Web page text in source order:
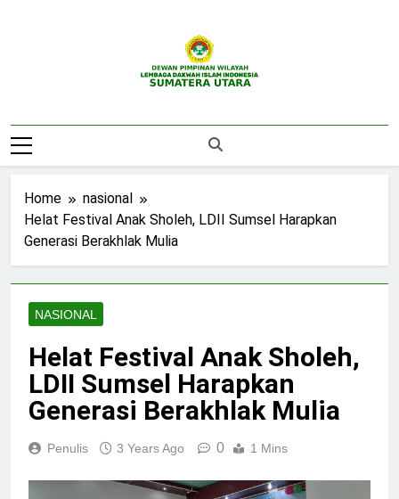
DPW LDII
Sumatera Utara
Home
nasional
Helat Festival Anak Sholeh, LDII Sumsel Harapkan
Generasi Berakhlak Mulia
NASIONAL
Helat Festival Anak Sholeh,
LDII Sumsel Harapkan
Generasi Berakhlak Mulia
Penulis 3 Years Ago 0 1 Mins